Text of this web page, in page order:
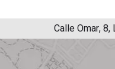
Calle Omar,